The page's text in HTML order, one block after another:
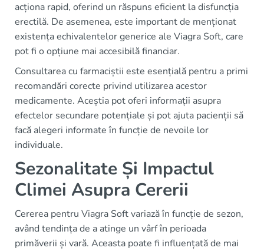
acționa rapid, oferind un răspuns eficient la disfuncția
erectilă. De asemenea, este important de menționat
existența echivalentelor generice ale Viagra Soft, care
pot fi o opțiune mai accesibilă financiar.
Consultarea cu farmaciștii este esențială pentru a primi
recomandări corecte privind utilizarea acestor
medicamente. Aceștia pot oferi informații asupra
efectelor secundare potențiale și pot ajuta pacienții să
facă alegeri informate în funcție de nevoile lor
individuale.
Sezonalitate Și Impactul
Climei Asupra Cererii
Cererea pentru Viagra Soft variază în funcție de sezon,
având tendința de a atinge un vârf în perioada
primăverii și vară. Aceasta poate fi influențată de mai